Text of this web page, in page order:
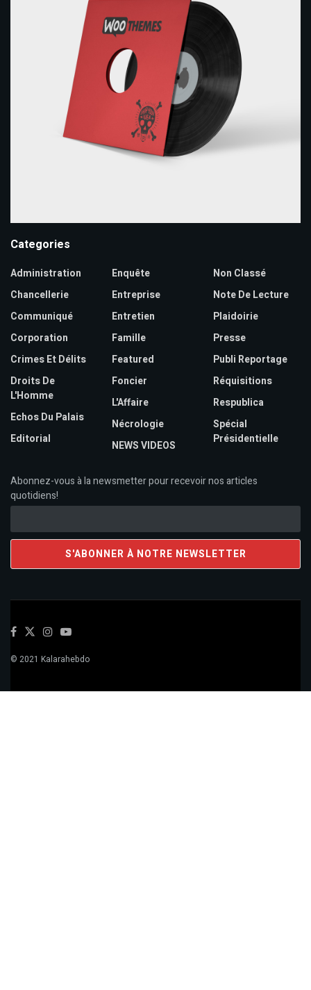
Categories
Administration
Chancellerie
Communiqué
Corporation
Crimes Et Délits
Droits De
L'Homme
Echos Du Palais
Editorial
Enquête
Entreprise
Entretien
Famille
Featured
Foncier
L'Affaire
Nécrologie
NEWS VIDEOS
Non Classé
Note De Lecture
Plaidoirie
Presse
Publi Reportage
Réquisitions
Respublica
Spécial
Présidentielle
Abonnez-vous à la newsmetter pour recevoir nos articles
quotidiens!
© 2021 Kalarahebdo